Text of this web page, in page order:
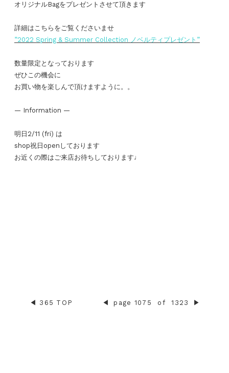
オリジナルBagをプレゼントさせて頂きます
詳細はこちらをご覧くださいませ
”2022 Spring & Summer Collection ノベルティプレゼント”
数量限定となっております
ぜひこの機会に
お買い物を楽しんで頂けますように。。
— Information —
明日2/11 (fri) は
shop祝日openしております
お近くの際はご来店お待ちしております♩
◀︎ 365 TOP ◀︎ page 1075 of 1323 ▶︎